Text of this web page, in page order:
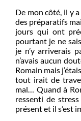
De mon côté, il y
des préparatifs
jours qui ont
pourtant je ne
je n’y arriverais
n’avais aucun
Romain mais
tout irait de
mal… Quand à
ressenti de
présent et il s’est